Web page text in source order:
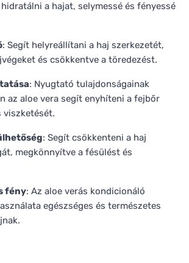
a hajat, selymessé és fényessé
: Segít helyreállítani a haj szerkezetét,
és csökkentve a töredezést.
: Nyugtató tulajdonságainak
az aloe vera segít enyhíteni a fejbőr
viszketését.
: Segít csökkenteni a haj
megkönnyítve a fésülést és
fény: Az aloe verás kondicionáló
egészséges és természetes